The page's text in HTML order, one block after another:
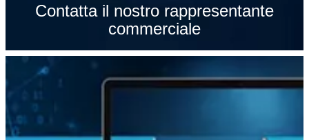
Contatta il nostro rappresentante
commerciale